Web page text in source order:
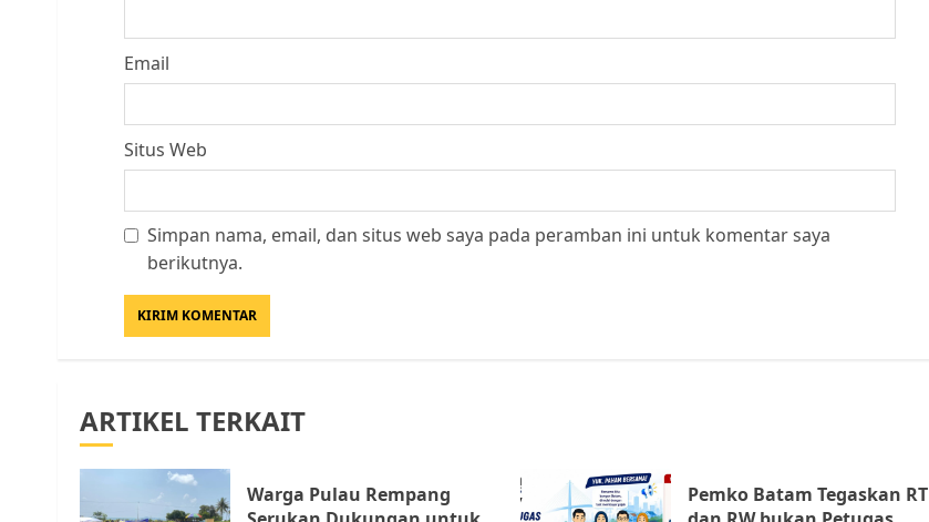
Email
Situs Web
Simpan nama, email, dan situs web saya pada peramban ini untuk komentar saya
berikutnya.
ARTIKEL TERKAIT
Warga Pulau Rempang
Pemko Batam Tegaskan RT